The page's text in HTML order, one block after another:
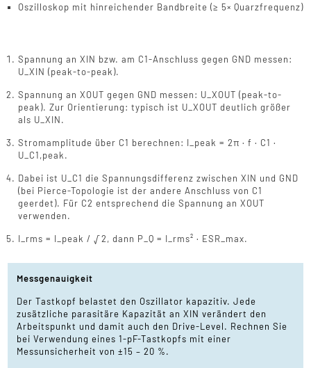
Oszilloskop mit hinreichender Bandbreite (≥ 5× Quarzfrequenz)
Spannung an XIN bzw. am C1-Anschluss gegen GND messen:
U_XIN (peak-to-peak).
Spannung an XOUT gegen GND messen: U_XOUT (peak-to-
peak). Zur Orientierung: typisch ist U_XOUT deutlich größer
als U_XIN.
Stromamplitude über C1 berechnen: I_peak = 2π · f · C1 ·
U_C1,peak.
Dabei ist U_C1 die Spannungsdifferenz zwischen XIN und GND
(bei Pierce-Topologie ist der andere Anschluss von C1
geerdet). Für C2 entsprechend die Spannung an XOUT
verwenden.
I_rms = I_peak / √2, dann P_Q = I_rms² · ESR_max.
Messgenauigkeit
Der Tastkopf belastet den Oszillator kapazitiv. Jede
zusätzliche parasitäre Kapazität an XIN verändert den
Arbeitspunkt und damit auch den Drive-Level. Rechnen Sie
bei Verwendung eines 1-pF-Tastkopfs mit einer
Messunsicherheit von ±15 – 20 %.